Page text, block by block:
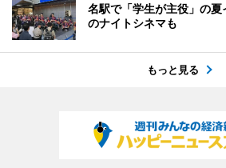
名駅で「学生が主役」の
のナイトシネマも
もっと見る